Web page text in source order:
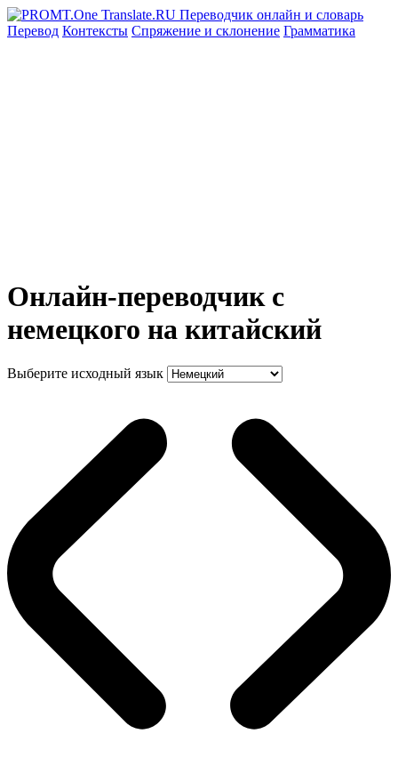
Перевод Контексты Спряжение и склонение Грамматика
Онлайн-переводчик с
немецкого на китайский
Выберите исходный язык